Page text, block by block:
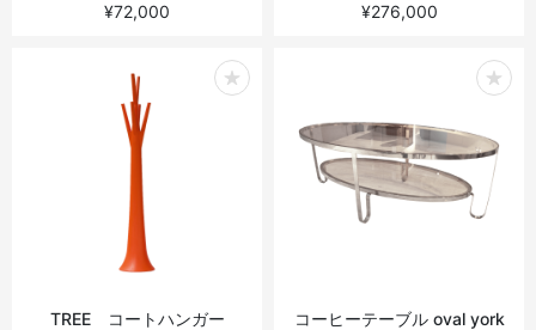
¥72,000 ¥276,000
TREE コートハンガー
コーヒーテーブル oval york